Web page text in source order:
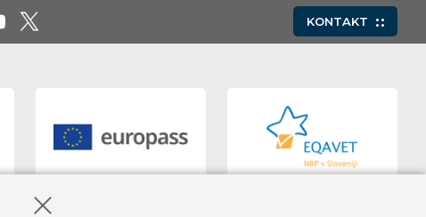
KONTAKT
Skrij obvestilo o piškotkih